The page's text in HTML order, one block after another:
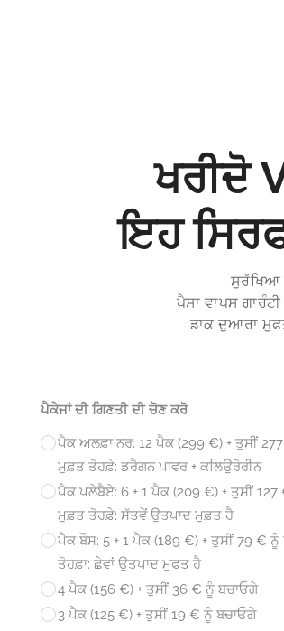
ਖਰੀਦੋ
ਇਹ
ਸੁਰੱਖਿਆ
ਪੈਸਾ ਵਾਪਸ
ਡਾਕ ਦੁਆਰਾ
ਪੈਕੇਜਾਂ ਦੀ ਗਿਣਤੀ ਦੀ ਚੋਣ ਕਰੋ
ਪੈਕ ਅਲਫ਼ਾ ਨਰ: 12 ਪੈਕ (299 €) + ਤੁਸੀਂ
ਮੁਫ਼ਤ ਤੋਹਫ਼ੇ: ਡਰੈਗਨ ਪਾਵਰ + ਕਲਿਉਰੋਰੀਨ
ਪੈਕ ਪਲੇਬੈਏ: 6 + 1 ਪੈਕ (209 €) + ਤੁਸੀਂ 127
ਮੁਫ਼ਤ ਤੋਹਫ਼ੇ: ਸੱਤਵੇਂ ਉਤਪਾਦ ਮੁਫ਼ਤ ਹੈ
ਪੈਕ ਬੌਸ: 5 + 1 ਪੈਕ (189 €) + ਤੁਸੀਂ 79 €
ਤੋਹਫ਼ਾ: ਛੇਵਾਂ ਉਤਪਾਦ ਮੁਫਤ ਹੈ
4 ਪੈਕ (156 €) + ਤੁਸੀਂ 36 € ਨੂੰ ਬਚਾਓਗੇ
3 ਪੈਕ (125 €) + ਤੁਸੀਂ 19 € ਨੂੰ ਬਚਾਓਗੇ